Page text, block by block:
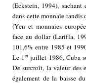
(Eckstein, 1994), sachant
dans cette monnaie tandis
(Yen et monnaies
face au dollar (Larifla,
101,6% entre 1985 et
Le 1erjuillet 1986, Cuba
De surcroît, la valeur des
également de la baisse